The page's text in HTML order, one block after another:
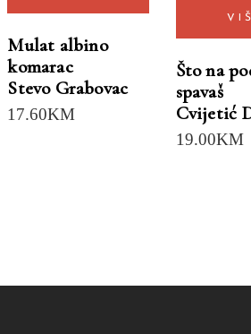
Mulat albino
komarac
Stevo Grabovac
17.60KM
Što na
spavaš
Cvijetić
19.00KM